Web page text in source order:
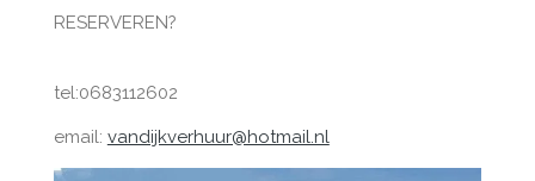
RESERVEREN?
tel:0683112602
email: vandijkverhuur@hotmail.nl